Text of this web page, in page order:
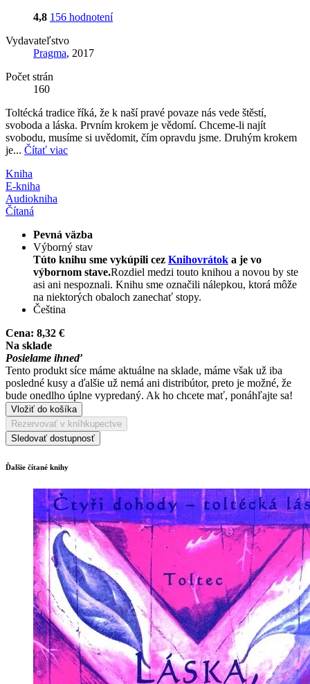
4,8 156 hodnotení
Vydavateľstvo
Pragma, 2017
Počet strán
160
Toltécká tradice říká, že k naší pravé povaze nás vede štěstí,
svoboda a láska. Prvním krokem je vědomí. Chceme-li najít
svobodu, musíme si uvědomit, čím opravdu jsme. Druhým krokem
je... Čítať viac
Kniha
E-kniha
Audiokniha
Čítaná
Pevná väzba
Výborný stav
Túto knihu sme vykúpili cez Knihovrátok a je vo
výbornom stave.Rozdiel medzi touto knihou a novou by ste
asi ani nespoznali. Knihu sme označili nálepkou, ktorá môže
na niektorých obaloch zanechať stopy.
Čeština
Cena: 8,32 €
Na sklade
Posielame ihneď
Tento produkt síce máme aktuálne na sklade, máme však už iba
posledné kusy a ďalšie už nemá ani distribútor, preto je možné, že
bude onedlho úplne vypredaný. Ak ho chcete mať, ponáhľajte sa!
Vložiť do košíka
Rezervovať v kníhkupectve
Sledovať dostupnosť
Ďalšie čítané knihy